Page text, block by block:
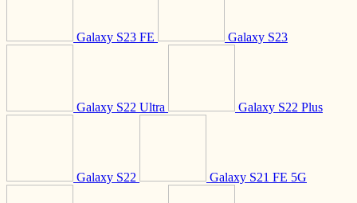
Galaxy S23 FE Galaxy S23
Galaxy S22 Ultra Galaxy S22 Plus
Galaxy S22 Galaxy S21 FE 5G